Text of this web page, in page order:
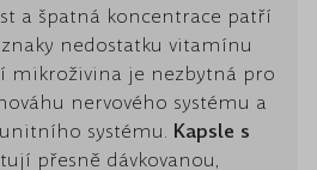
a špatná koncentrace patří
nedostatku vitamínu
mikroživina je nezbytná pro
nervového systému a
systému. Kapsle s
přesně dávkovanou,